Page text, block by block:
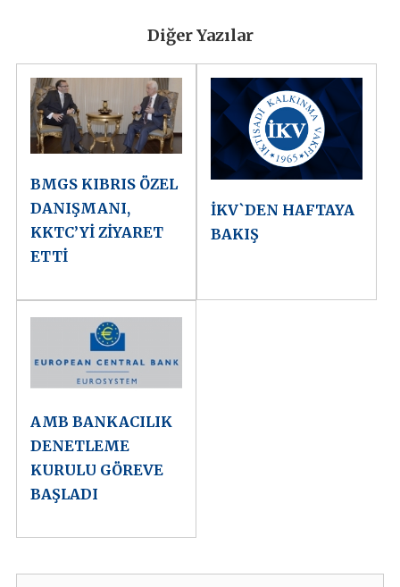
Diğer Yazılar
BMGS KIBRIS ÖZEL
DANIŞMANI,
KKTC’Yİ ZİYARET
ETTİ
İKV`DEN HAFTAYA
BAKIŞ
AMB BANKACILIK
DENETLEME
KURULU GÖREVE
BAŞLADI